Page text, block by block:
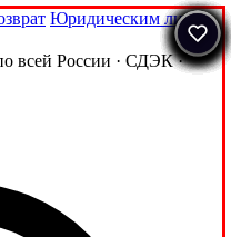
Юридическим лицам
всей России · СДЭК ·